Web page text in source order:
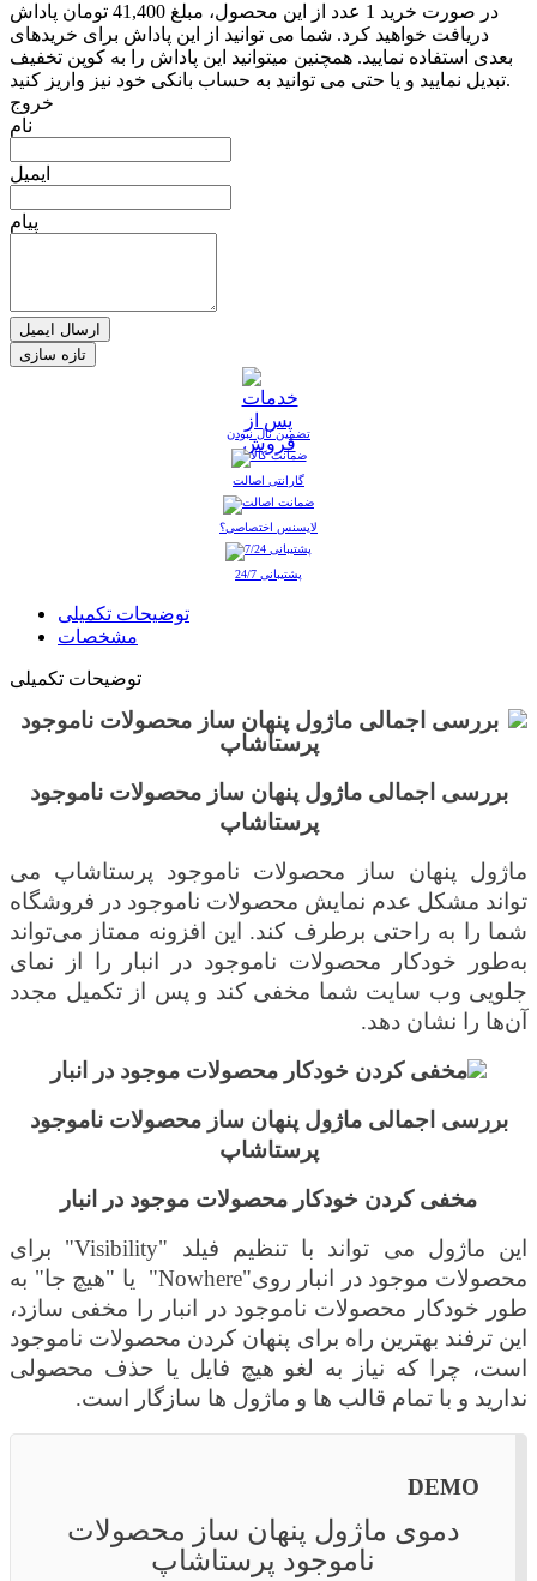
در صورت خرید 1 عدد از این محصول، مبلغ 41,400 تومان پاداش
دریافت خواهید کرد. شما می توانید از این پاداش برای خریدهای
بعدی استفاده نمایید. همچنین میتوانید این پاداش را به کوپن تخفیف
تبدیل نمایید و یا حتی می توانید به حساب بانکی خود نیز واریز کنید.
خروج
نام
ایمیل
پیام
ارسال ایمیل
تضمین نال نبودن
گارانتی اصالت
لایسنس اختصاصی؟
پشتیبانی 24/7
توضیحات تکمیلی
مشخصات
توضیحات تکمیلی
بررسی اجمالی ماژول پنهان ساز محصولات ناموجود
پرستاشاپ
ماژول پنهان ساز محصولات ناموجود پرستاشاپ می
تواند مشکل عدم نمایش محصولات ناموجود در فروشگاه
شما را به راحتی برطرف کند. این افزونه ممتاز می‌تواند
به‌طور خودکار محصولات ناموجود در انبار را از نمای
جلویی وب سایت شما مخفی کند و پس از تکمیل مجدد
آن‌ها را نشان دهد.
بررسی اجمالی ماژول پنهان ساز محصولات ناموجود
پرستاشاپ
مخفی کردن خودکار محصولات موجود در انبار
این ماژول می تواند با تنظیم فیلد "Visibility" برای
محصولات موجود در انبار روی"Nowhere"
یا "هیچ جا" به
طور خودکار محصولات ناموجود در انبار را مخفی سازد،
این ترفند بهترین راه برای پنهان کردن محصولات ناموجود
است، چرا که نیاز به لغو هیچ فایل یا حذف محصولی
ندارید و با تمام قالب ها و ماژول ها سازگار است.
DEMO
دموی ماژول پنهان ساز محصولات
ناموجود پرستاشاپ